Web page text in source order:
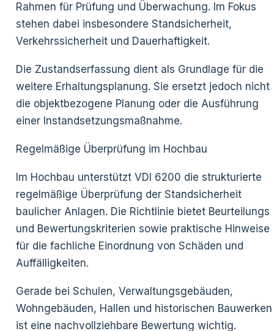
Rahmen für Prüfung und Überwachung. Im Fokus
stehen dabei insbesondere Standsicherheit,
Verkehrssicherheit und Dauerhaftigkeit.
Die Zustandserfassung dient als Grundlage für die
weitere Erhaltungsplanung. Sie ersetzt jedoch nicht
die objektbezogene Planung oder die Ausführung
einer Instandsetzungsmaßnahme.
Regelmäßige Überprüfung im Hochbau
Im Hochbau unterstützt VDI 6200 die strukturierte
regelmäßige Überprüfung der Standsicherheit
baulicher Anlagen. Die Richtlinie bietet Beurteilungs
und Bewertungskriterien sowie praktische Hinweise
für die fachliche Einordnung von Schäden und
Auffälligkeiten.
Gerade bei Schulen, Verwaltungsgebäuden,
Wohngebäuden, Hallen und historischen Bauwerken
ist eine nachvollziehbare Bewertung wichtig.